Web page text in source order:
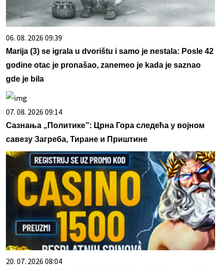
06. 08. 2026 09:39
Marija (3) se igrala u dvorištu i samo je nestala: Posle 42
godine otac je pronašao, zanemeo je kada je saznao
gde je bila
07. 08. 2026 09:14
Сазнања „Политике”: Црна Гора следећа у војном
савезу Загреба, Тиране и Приштине
20. 07. 2026 08:04